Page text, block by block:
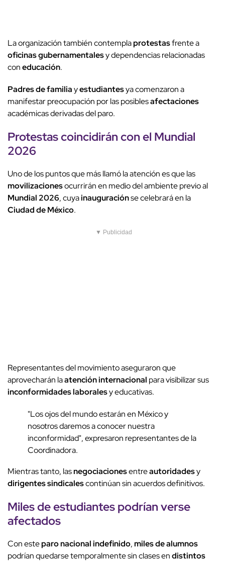
La organización también contemplaprotestasfrente a
oficinas gubernamentalesy dependencias relacionadas
coneducación.
Padres de familiayestudiantesya comenzaron a
manifestar preocupación por las posiblesafectaciones
académicas derivadas del paro.
Protestascoincidirán con el Mundial
2026
Uno de los puntos que más llamó la atención es que las
movilizacionesocurrirán en medio del ambiente previo al
Mundial 2026, cuyainauguraciónse celebrará en la
Ciudad de México.
▼ Publicidad
Representantes del movimiento aseguraron que
aprovecharán laatención internacional para visibilizar sus
inconformidades laboralesy educativas.
"Los ojos del mundo estarán en México y
nosotros daremos a conocer nuestra
inconformidad", expresaron representantes de la
Coordinadora.
Mientras tanto, lasnegociacionesentreautoridadesy
dirigentes sindicalescontinúan sin acuerdos definitivos.
Miles de estudiantespodrían verse
afectados
Con esteparo nacional indefinido,miles de alumnos
podrían quedarse temporalmente sin clases endistintos